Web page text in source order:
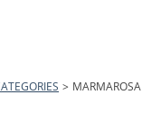
> MARMAROSA